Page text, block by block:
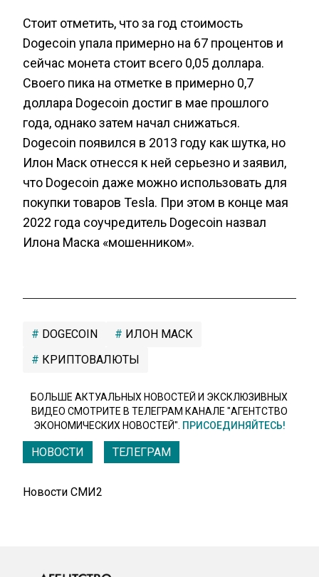
Стоит отметить, что за год стоимость
Dogecoin упала примерно на 67 процентов и
сейчас монета стоит всего 0,05 доллара.
Своего пика на отметке в примерно 0,7
доллара Dogecoin достиг в мае прошлого
года, однако затем начал снижаться.
Dogecoin появился в 2013 году как шутка, но
Илон Маск отнесся к ней серьезно и заявил,
что Dogecoin даже можно использовать для
покупки товаров Tesla. При этом в конце мая
2022 года соучредитель Dogecoin назвал
Илона Маска «мошенником».
DOGECOIN
ИЛОН МАСК
КРИПТОВАЛЮТЫ
БОЛЬШЕ АКТУАЛЬНЫХ НОВОСТЕЙ И ЭКСКЛЮЗИВНЫХ
ВИДЕО СМОТРИТЕ В ТЕЛЕГРАМ КАНАЛЕ "АГЕНТСТВО
ЭКОНОМИЧЕСКИХ НОВОСТЕЙ". ПРИСОЕДИНЯЙТЕСЬ!
НОВОСТИ ТЕЛЕГРАМ
Новости СМИ2